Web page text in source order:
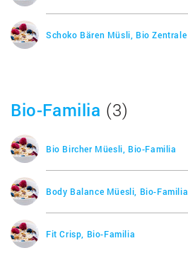
Schoko Bären Müsli, Bio Zentrale
Bio-Familia (3)
Bio Bircher Müesli, Bio-Familia
Body Balance Müesli, Bio-Familia
Fit Crisp, Bio-Familia